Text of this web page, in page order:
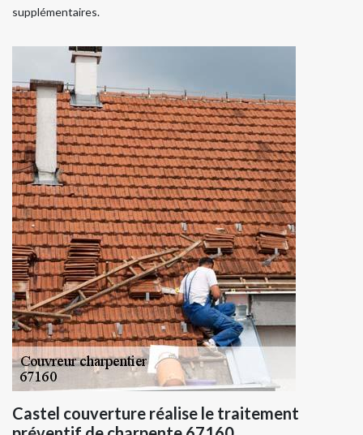
supplémentaires.
Castel couverture réalise le traitement